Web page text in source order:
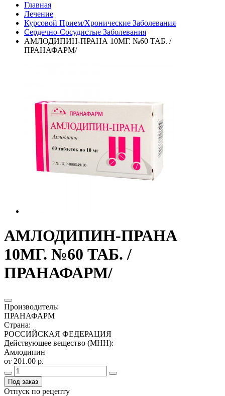
Главная
Лечение
Курсовой Прием/Хронические Заболевания
Сердечно-Сосудистые Заболевания
АМЛОДИПИН-ПРАНА 10МГ. №60 ТАБ. /
ПРАНАФАРМ/
АМЛОДИПИН-ПРАНА
10МГ. №60 ТАБ. /
ПРАНАФАРМ/
Производитель:
ПРАНАФАРМ
Страна:
РОССИЙСКАЯ ФЕДЕРАЦИЯ
Действующее вещество (МНН):
Амлодипин
от 201.00 р.
Под заказ
Отпуск по рецепту